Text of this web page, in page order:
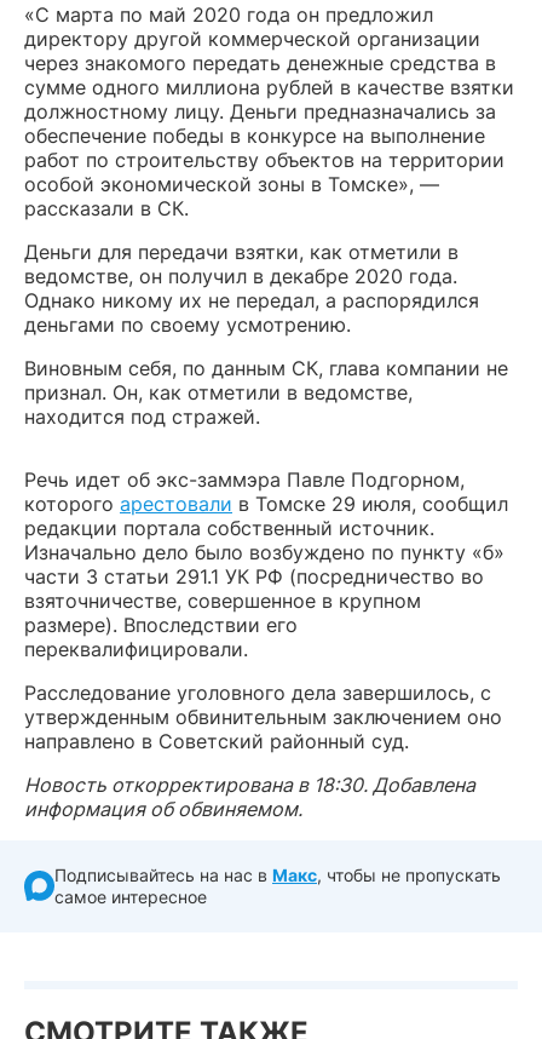
«С марта по май 2020 года он предложил
директору другой коммерческой организации
через знакомого передать денежные средства в
сумме одного миллиона рублей в качестве взятки
должностному лицу. Деньги предназначались за
обеспечение победы в конкурсе на выполнение
работ по строительству объектов на территории
особой экономической зоны в Томске», —
рассказали в СК.
Деньги для передачи взятки, как отметили в
ведомстве, он получил в декабре 2020 года.
Однако никому их не передал, а распорядился
деньгами по своему усмотрению.
Виновным себя, по данным СК, глава компании не
признал. Он, как отметили в ведомстве,
находится под стражей.
Речь идет об экс-заммэра Павле Подгорном,
которого арестовали в Томске 29 июля, сообщил
редакции портала собственный источник.
Изначально дело было возбуждено по пункту «б»
части 3 статьи 291.1 УК РФ (посредничество во
взяточничестве, совершенное в крупном
размере). Впоследствии его
переквалифицировали.
Расследование уголовного дела завершилось, с
утвержденным обвинительным заключением оно
направлено в Советский районный суд.
Новость откорректирована в 18:30. Добавлена
информация об обвиняемом.
Подписывайтесь на нас в Макс, чтобы не пропускать
самое интересное